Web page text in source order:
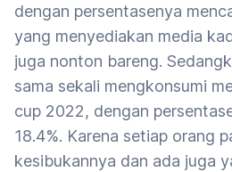
dengan persentasenya
yang menyediakan media
juga nonton bareng.
sama sekali mengkonsumi
cup 2022, dengan
18.4%. Karena setiap orang
kesibukannya dan ada juga